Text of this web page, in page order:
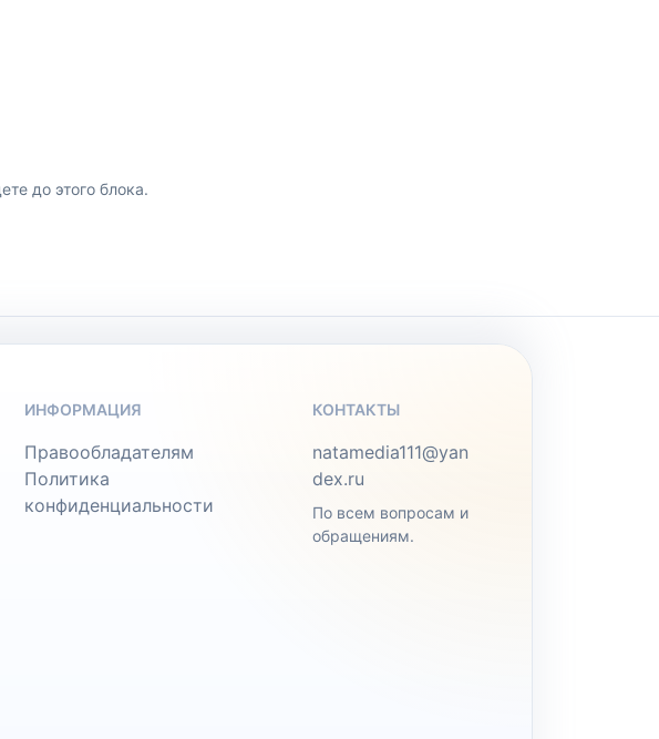
до этого блока.
ИНФОРМАЦИЯ
Правообладателям
Политика
конфиденциальности
КОНТАКТЫ
natamedia111@yan
dex.ru
По всем вопросам и
обращениям.